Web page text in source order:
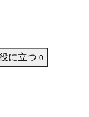
に立つ 0